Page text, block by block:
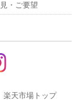
・ご要望
楽天市場トップ